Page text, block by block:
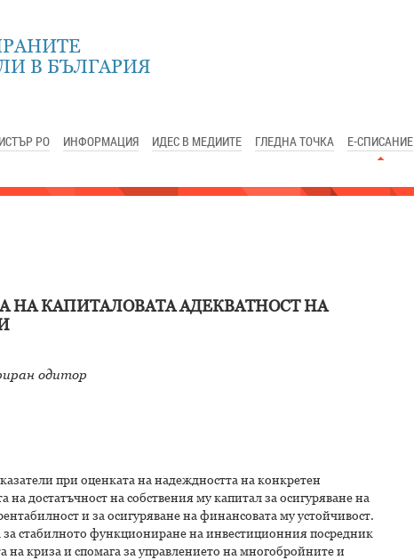
В БЪЛГАРИЯ
РО ИНФОРМАЦИЯ ИДЕС В МЕДИИТЕ ГЛЕДНА ТОЧКА Е-СПИСАНИЕ
КАПИТАЛОВАТА АДЕКВАТНОСТ НА
одитор
при оценката на надеждността на конкретен
достатъчност на собствения му капитал за осигуряване на
и за осигуряване на финансовата му устойчивост.
за стабилното функциониране на инвестиционния посредник
на криза и спомага за управлението на многобройните и